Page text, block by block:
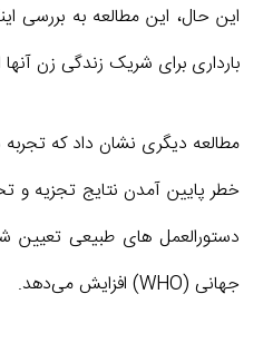
این حال، این مطالعه به بررسی
بارداری برای شریک زندگی زن
مطالعه دیگری نشان داد که تجربه
خطر پایین آمدن نتایج تجزیه و
دستورالعمل های طبیعی
جهانی (WHO) افزایش می‌دهد.